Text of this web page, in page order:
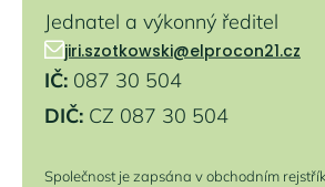
Jednatel a výkonný ředitel
jiri.szotkowski@elprocon21.cz
IČ: 087 30 504
DIČ: CZ 087 30 504
Společnost je zapsána v obchodním